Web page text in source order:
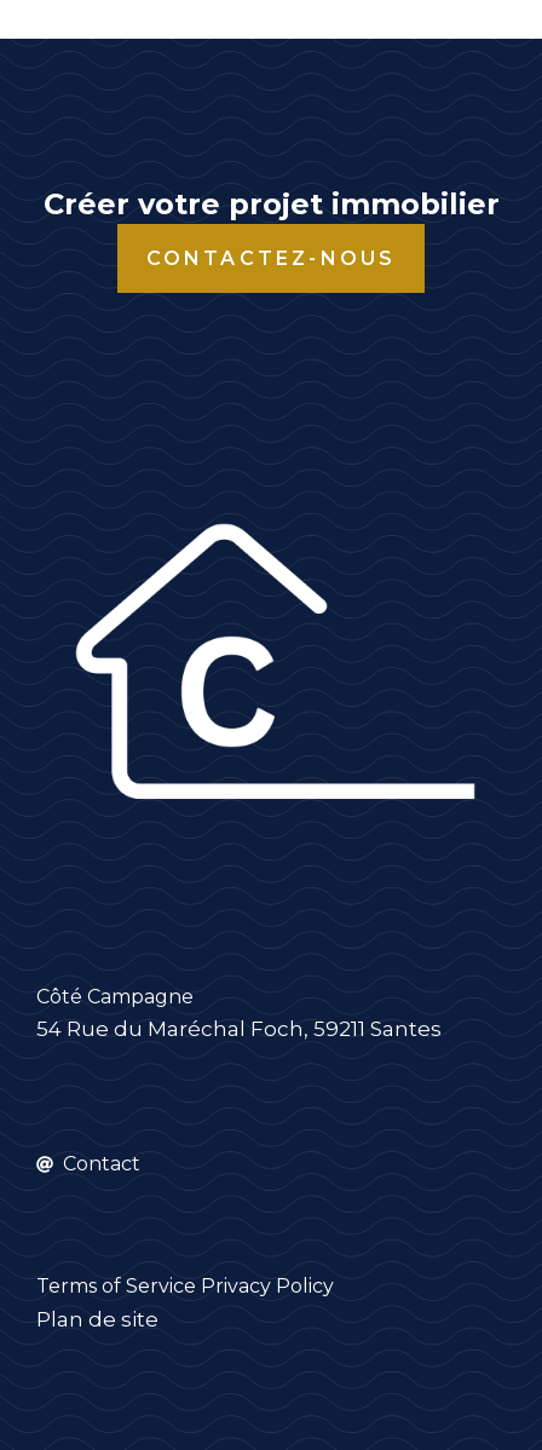
t
Créer votre projet immobilier
CONTACTEZ-NOUS
Côté Campagne
54 Rue du Maréchal Foch, 59211 Santes
Contact
Terms of Service Privacy Policy
Plan de site